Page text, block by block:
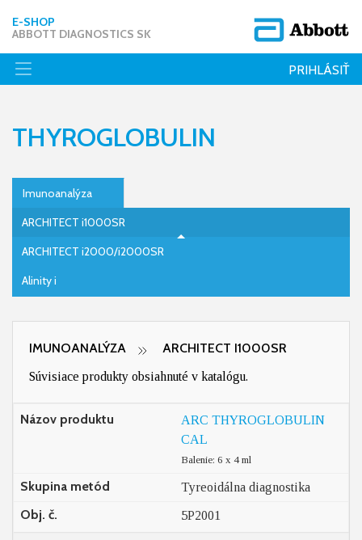
E-SHOP
ABBOTT DIAGNOSTICS SK
PRIHLÁSIŤ
THYROGLOBULIN
Imunoanalýza
ARCHITECT i1000SR
ARCHITECT i2000/i2000SR
Alinity i
IMUNOANALÝZA ARCHITECT I1000SR
Súvisiace produkty obsiahnuté v katalógu.
Názov produktu
ARC THYROGLOBULIN
CAL
Balenie: 6 x 4 ml
Skupina metód Tyreoidálna diagnostika
Obj. č. 5P2001